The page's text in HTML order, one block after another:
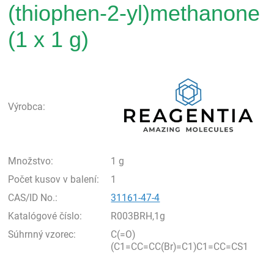
(thiophen-2-yl)methanone
(1 x 1 g)
Výrobca:
Množstvo:
1 g
Počet kusov v balení:
1
CAS/ID No.:
31161-47-4
Katalógové číslo:
R003BRH,1g
Súhrnný vzorec:
C(=O)
(C1=CC=CC(Br)=C1)C1=CC=CS1